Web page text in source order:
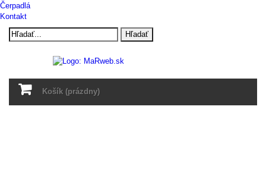
Čerpadlá
Kontakt
Hľadať
Košík (prázdny)